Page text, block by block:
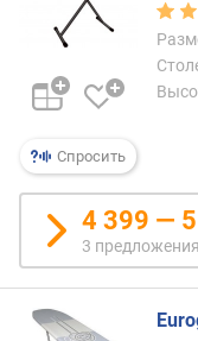
Спросить
4 399 —
3 предложения